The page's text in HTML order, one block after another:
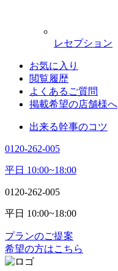
レセプション
お気に入り
閲覧履歴
よくあるご質問
掲載希望の店舗様へ
出来る幹事のコツ
0120-262-005
平日 10:00~18:00
0120-262-005
平日 10:00~18:00
プランのご提案
希望の方はこちら